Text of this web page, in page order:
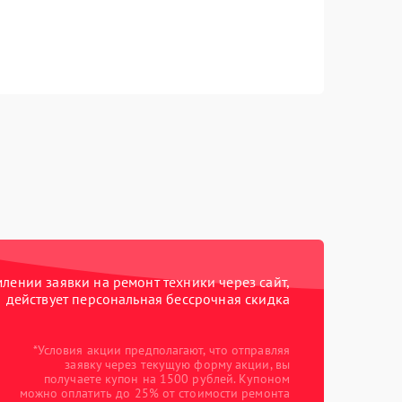
заявки на ремонт техники через сайт,
действует персональная бессрочная скидка
*Условия акции предполагают, что отправляя
заявку через текущую форму акции, вы
получаете купон на 1500 рублей. Купоном
можно оплатить до 25% от стоимости ремонта